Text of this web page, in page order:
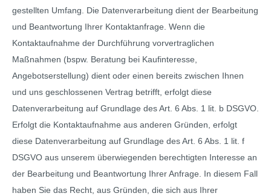
gestellten Umfang. Die Datenverarbeitung dient der Bearbeitung
und Beantwortung Ihrer Kontaktanfrage. Wenn die
Kontaktaufnahme der Durchführung vorvertraglichen
Maßnahmen (bspw. Beratung bei Kaufinteresse,
Angebotserstellung) dient oder einen bereits zwischen Ihnen
und uns geschlossenen Vertrag betrifft, erfolgt diese
Datenverarbeitung auf Grundlage des Art. 6 Abs. 1 lit. b DSGVO.
Erfolgt die Kontaktaufnahme aus anderen Gründen, erfolgt
diese Datenverarbeitung auf Grundlage des Art. 6 Abs. 1 lit. f
DSGVO aus unserem überwiegenden berechtigten Interesse an
der Bearbeitung und Beantwortung Ihrer Anfrage. In diesem Fall
haben Sie das Recht, aus Gründen, die sich aus Ihrer